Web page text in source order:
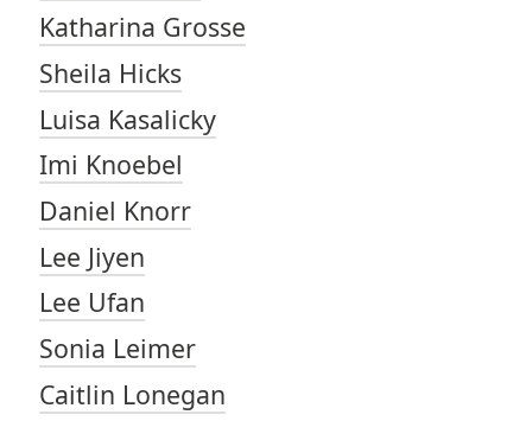
Katharina Grosse
Sheila Hicks
Luisa Kasalicky
Imi Knoebel
Daniel Knorr
Lee Jiyen
Lee Ufan
Sonia Leimer
Caitlin Lonegan